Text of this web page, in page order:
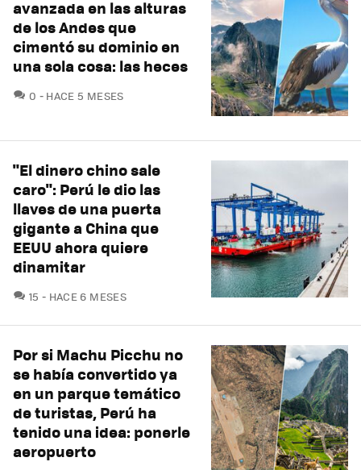
avanzada en las alturas
de los Andes que
cimentó su dominio en
una sola cosa: las heces
0 COMENTARIOS
HACE 5 MESES
"El dinero chino sale
caro": Perú le dio las
llaves de una puerta
gigante a China que
EEUU ahora quiere
dinamitar
15 COMENTARIOS
HACE 6 MESES
Por si Machu Picchu no
se había convertido ya
en un parque temático
de turistas, Perú ha
tenido una idea: ponerle
aeropuerto